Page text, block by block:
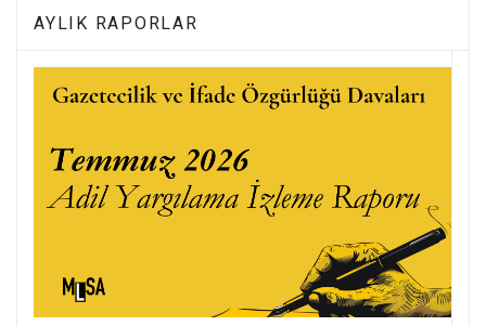
AYLIK RAPORLAR